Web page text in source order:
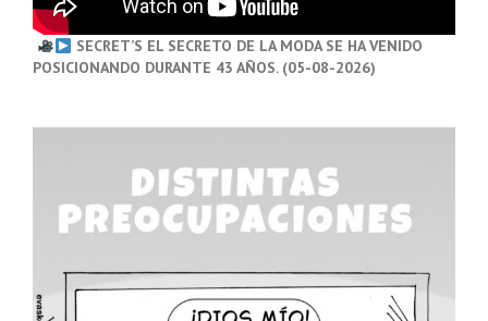
SECRET’S EL SECRETO DE LA MODA SE HA VENIDO
POSICIONANDO DURANTE 43 AÑOS. (05-08-2026)